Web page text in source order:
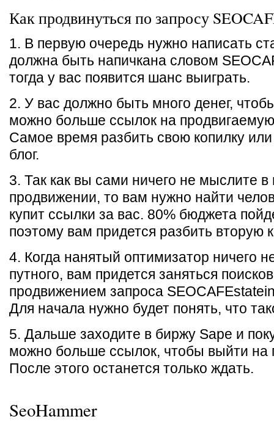
Как продвинуться по запросу
1. В первую очередь нужно написать
должна быть напичкана словом
тогда у вас появится шанс выиграть.
2. У вас должно быть много денег,
можно больше ссылок на
Самое время разбить свою копилку
блог.
3. Так как вы сами ничего не мыслите в
продвижении, то вам нужно найти
купит ссылки за вас. 80% бюджета
поэтому вам придется разбить вторую
4. Когда нанятый оптимизатор ничего
путного, вам придется заняться
продвижением запроса
Для начала нужно будет понять, что
5. Дальше заходите в биржу Sape и
можно больше ссылок, чтобы выйти на
После этого останется только ждать.
SeoHammer